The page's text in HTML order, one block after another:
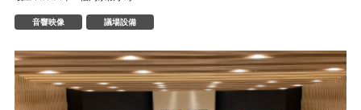
音響映像 議場設備